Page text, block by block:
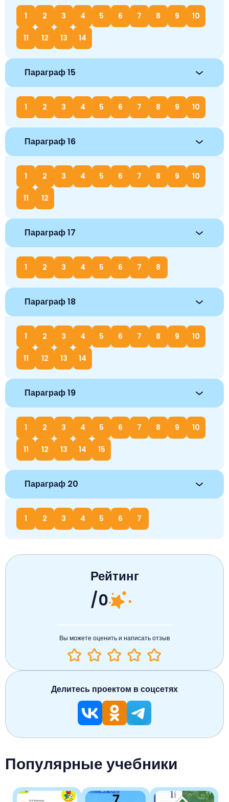
1 2 3 4 5 6 7 8 9 10
11 12 13 14
Параграф 15
1 2 3 4 5 6 7 8 9 10
Параграф 16
1 2 3 4 5 6 7 8 9 10
11 12
Параграф 17
1 2 3 4 5 6 7 8
Параграф 18
1 2 3 4 5 6 7 8 9 10
11 12 13 14
Параграф 19
1 2 3 4 5 6 7 8 9 10
11 12 13 14 15
Параграф 20
1 2 3 4 5 6 7
Популярные учебники
Рейтинг
/0
Вы можете оценить и написать отзыв
Делитесь проектом в соцсетях